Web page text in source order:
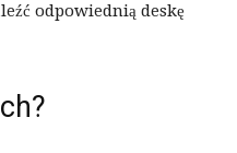
odpowiednią deskę